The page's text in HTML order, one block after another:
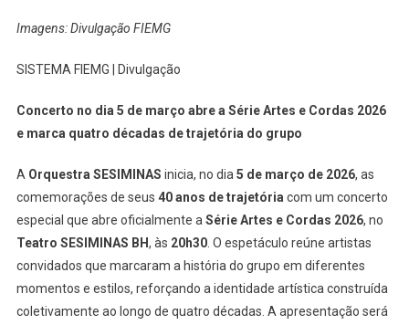
Imagens: Divulgação FIEMG
SISTEMA FIEMG | Divulgação
Concerto no dia 5 de março abre a Série Artes e Cordas 2026
e marca quatro décadas de trajetória do grupo
A Orquestra SESIMINAS inicia, no dia 5 de março de 2026, as
comemorações de seus 40 anos de trajetória com um concerto
especial que abre oficialmente a Série Artes e Cordas 2026, no
Teatro SESIMINAS BH, às 20h30. O espetáculo reúne artistas
convidados que marcaram a história do grupo em diferentes
momentos e estilos, reforçando a identidade artística construída
coletivamente ao longo de quatro décadas. A apresentação será